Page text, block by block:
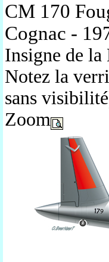
CM 170
Cognac -
Insigne de la
Notez la
sans
Zoom